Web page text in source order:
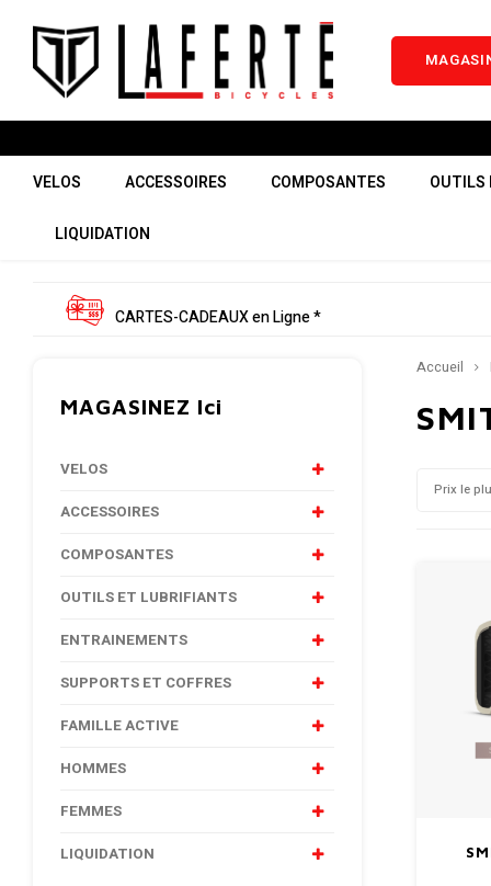
VELOS ACCESSOIRES COMPOSANTES OUTILS
LIQUIDATION
CARTES-CADEAUX en Ligne *
MAGASINEZ Ici
VELOS
ACCESSOIRES
COMPOSANTES
OUTILS ET LUBRIFIANTS
ENTRAINEMENTS
SUPPORTS ET COFFRES
FAMILLE ACTIVE
HOMMES
FEMMES
LIQUIDATION
Accueil
Prix le